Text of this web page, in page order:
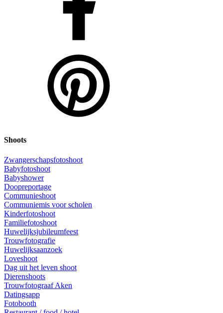
Shoots
Zwangerschapsfotoshoot
Babyfotoshoot
Babyshower
Doopreportage
Communieshoot
Communiemis voor scholen
Kinderfotoshoot
Familiefotoshoot
Huwelijksjubileumfeest
Trouwfotografie
Huwelijksaanzoek
Loveshoot
Dag uit het leven shoot
Dierenshoots
Trouwfotograaf Aken
Datingsapp
Fotobooth